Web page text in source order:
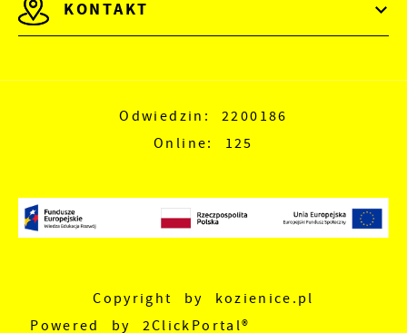
KONTAKT
Odwiedzin: 2200186
Online: 125
Copyright by kozienice.pl
Powered by 2ClickPortal®